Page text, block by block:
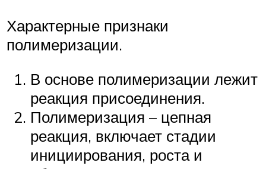
Характерные признаки
полимеризации.
В основе полимеризации лежит
реакция присоединения.
Полимеризация – цепная
реакция, включает стадии
инициирования, роста и